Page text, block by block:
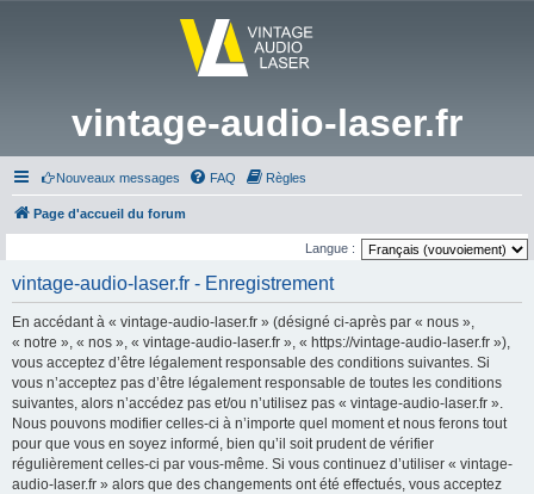
vintage-audio-laser.fr
Nouveaux messages FAQ Règles
Page d'accueil du forum
Langue :
vintage-audio-laser.fr - Enregistrement
En accédant à « vintage-audio-laser.fr » (désigné ci-après par « nous »,
« notre », « nos », « vintage-audio-laser.fr », « https://vintage-audio-laser.fr »),
vous acceptez d’être légalement responsable des conditions suivantes. Si
vous n’acceptez pas d’être légalement responsable de toutes les conditions
suivantes, alors n’accédez pas et/ou n’utilisez pas « vintage-audio-laser.fr ».
Nous pouvons modifier celles-ci à n’importe quel moment et nous ferons tout
pour que vous en soyez informé, bien qu’il soit prudent de vérifier
régulièrement celles-ci par vous-même. Si vous continuez d’utiliser « vintage-
audio-laser.fr » alors que des changements ont été effectués, vous acceptez